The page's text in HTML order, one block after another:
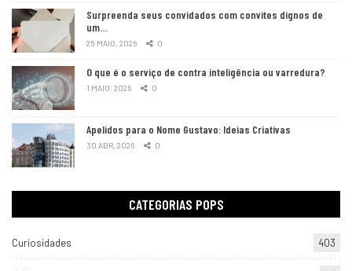
Surpreenda seus convidados com convites dignos de
um…
25 MAIO, 2026 0
O que é o serviço de contra inteligência ou varredura?
1 MAIO, 2026 0
Apelidos para o Nome Gustavo: Ideias Criativas
30 ABR, 2026 0
CATEGORIAS POPS
Curiosidades 403